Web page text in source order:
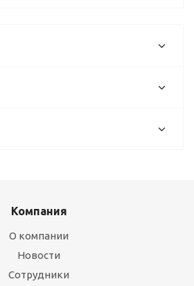
Компания
О компании
Новости
Сотрудники